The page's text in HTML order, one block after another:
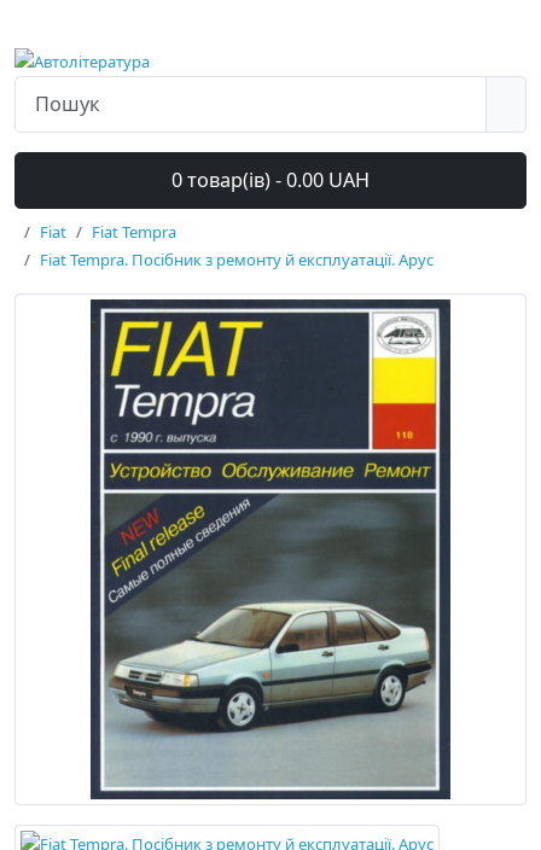
0 товар(ів) - 0.00 UAH
Fiat
Fiat Tempra
Fiat Tempra. Посібник з ремонту й експлуатації. Арус